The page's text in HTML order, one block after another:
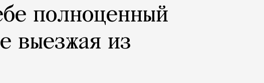
полноценный
выезжая из